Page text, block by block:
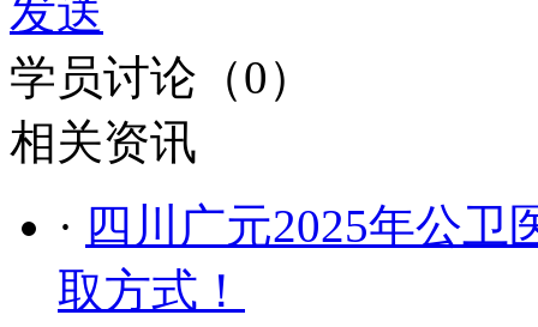
发送
学员讨论（0）
相关资讯
· 四川广元2025年公
取方式！